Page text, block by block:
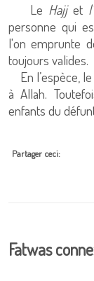
Le Hajjet
personne qui
l'on emprunte
toujours valides.
En l’espèce, le
à Allah.
enfants du
Partager ceci:
Fatwas